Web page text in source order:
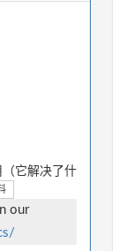
它解决了什
our